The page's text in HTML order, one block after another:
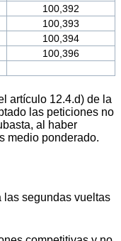
100,392
100,393
100,394
100,396
artículo 12.4.d) de la
las peticiones no
al haber
medio ponderado.
las segundas vueltas